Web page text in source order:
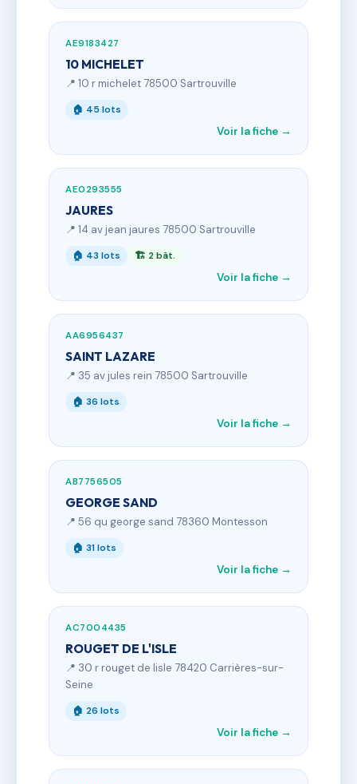
AE9183427
10 MICHELET
📍 10 r michelet 78500 Sartrouville
🏠 45 lots
Voir la fiche →
AE0293555
JAURES
📍 14 av jean jaures 78500 Sartrouville
🏠 43 lots 🏗 2 bât.
Voir la fiche →
AA6956437
SAINT LAZARE
📍 35 av jules rein 78500 Sartrouville
🏠 36 lots
Voir la fiche →
AB7756505
GEORGE SAND
📍 56 qu george sand 78360 Montesson
🏠 31 lots
Voir la fiche →
AC7004435
ROUGET DE L'ISLE
📍 30 r rouget de lisle 78420 Carrières-sur-
Seine
🏠 26 lots
Voir la fiche →